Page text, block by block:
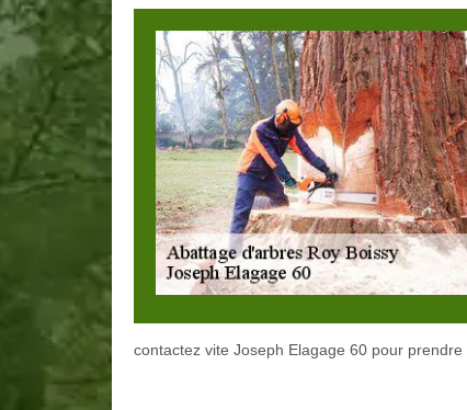
contactez vite Joseph Elagage 60 pour